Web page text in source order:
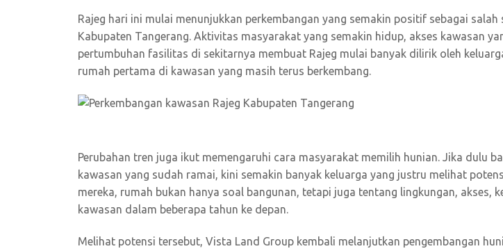
Rajeg hari ini mulai menunjukkan perkembangan yang semakin positif sebagai
Kabupaten Tangerang. Aktivitas masyarakat yang semakin hidup, akses kawasan
pertumbuhan fasilitas di sekitarnya membuat Rajeg mulai banyak dilirik oleh
rumah pertama di kawasan yang masih terus berkembang.
Perubahan tren juga ikut memengaruhi cara masyarakat memilih hunian. Jika dulu
kawasan yang sudah ramai, kini semakin banyak keluarga yang justru melihat
mereka, rumah bukan hanya soal bangunan, tetapi juga tentang lingkungan, akses,
kawasan dalam beberapa tahun ke depan.
Melihat potensi tersebut, Vista Land Group kembali melanjutkan pengembangan